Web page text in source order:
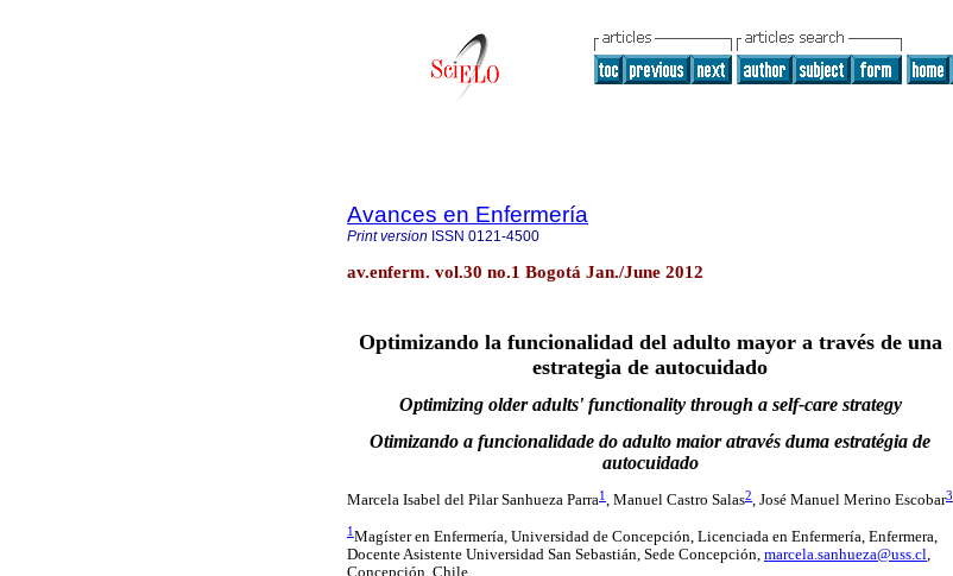
Avances en Enfermería
Print version ISSN 0121-4500
av.enferm. vol.30 no.1 Bogotá Jan./June 2012
Optimizando la funcionalidad del adulto mayor a través de una
estrategia de autocuidado
Optimizing older adults' functionality through a self-care strategy
Otimizando a funcionalidade do adulto maior através duma estratégia de
autocuidado
Marcela Isabel del Pilar Sanhueza Parra1, Manuel Castro Salas2, José Manuel Merino Escobar3
1 Magíster en Enfermería, Universidad de Concepción, Licenciada en Enfermería, Enfermera,
Docente Asistente Universidad San Sebastián, Sede Concepción, marcela.sanhueza@uss.cl,